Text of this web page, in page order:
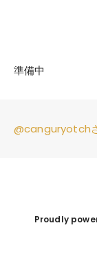
準備中
@canguryotch
Proudly